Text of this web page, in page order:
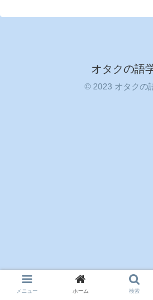
オタクの語
© 2023 オタクの
メニュー ホーム 検索